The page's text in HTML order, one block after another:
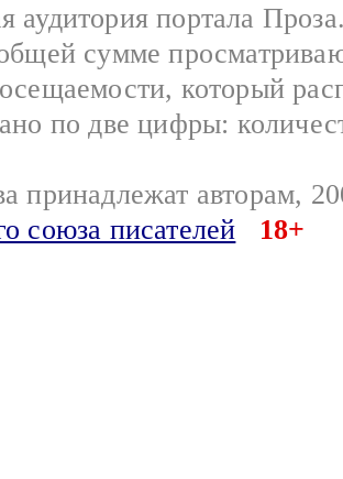
аудитория портала
сумме
который
по две цифры:
принадлежат авторам,
союза писателей
18+